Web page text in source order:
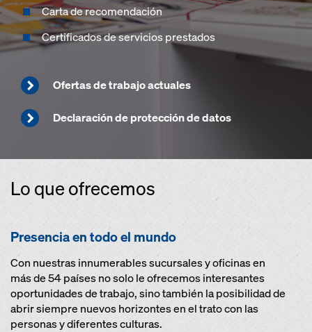
Carta de recomendación
Certificados de servicios prestados
Ofertas de trabajo actuales
Declaración de protección de datos
Lo que ofrecemos
Presencia en todo el mundo
Con nuestras innumerables sucursales y oficinas en
más de 54 países no solo le ofrecemos interesantes
oportunidades de trabajo, sino también la posibilidad de
abrir siempre nuevos horizontes en el trato con las
personas y diferentes culturas.